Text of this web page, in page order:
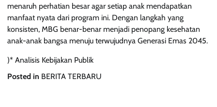
menaruh perhatian besar agar setiap anak mendapatkan
manfaat nyata dari program ini. Dengan langkah yang
konsisten, MBG benar-benar menjadi penopang kesehatan
anak-anak bangsa menuju terwujudnya Generasi Emas 2045.
)* Analisis Kebijakan Publik
Posted in BERITA TERBARU